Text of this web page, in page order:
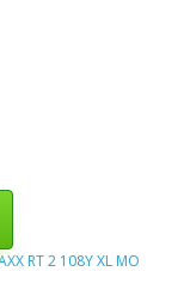
RT 2 108Y XL MO